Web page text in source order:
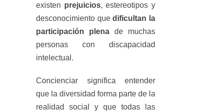
existen prejuicios, estereotipos y
desconocimiento quedificultan la
participación plena de muchas
personas con discapacidad
intelectual.
Concienciar significa entender
que la diversidad forma parte de la
realidad social y que todas las